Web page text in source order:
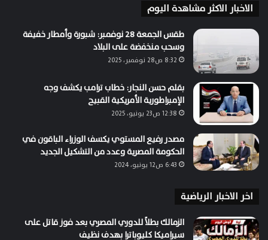
الاخبار الاكثر مشاهدة اليوم
طقس الجمعة 28 نوفمبر: شبورة وأمطار خفيفة
وسحب منخفضة على البلاد
8:32 ص28 نوفمبر، 2025
بقلم حسن النجار: خطاب ترامب يكشف وجه
الإمبراطورية الأمريكية القبيح
12:38 ص23 يونيو، 2025
مصدر رفيع المستوي يكسف الوزراء الباقون في
الحكومة المصرية وعدد من التشكيل الجديد
6:43 ص12 يونيو، 2024
اخر الاخبار الرياضية
الزمالك بطلاً للدوري المصري بعد فوز قاتل على
سيراميكا كليوباترا بهدف نظيف